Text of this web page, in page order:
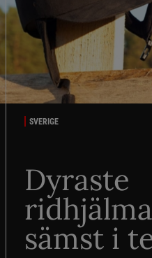
SVERIGE
Dyraste
sämst i